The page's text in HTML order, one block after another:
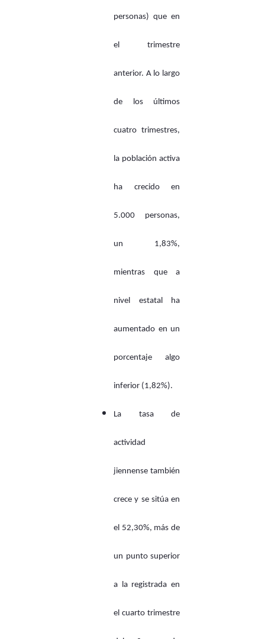
personas) que en
el trimestre
anterior. A lo largo
de los últimos
cuatro trimestres,
la población activa
ha crecido en
5.000 personas,
un 1,83%,
mientras que a
nivel estatal ha
aumentado en un
porcentaje algo
inferior (1,82%).
La tasa de
actividad
jiennense también
crece y se sitúa en
el 52,30%, más de
un punto superior
a la registrada en
el cuarto trimestre